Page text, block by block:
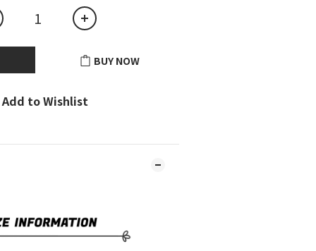
BUY NOW
Add to Wishlist